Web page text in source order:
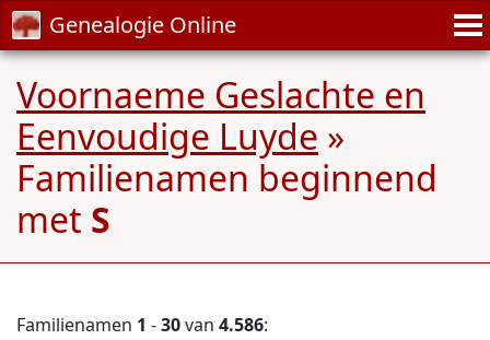
Genealogie Online
Voornaeme Geslachte en
Eenvoudige Luyde »
Familienamen beginnend
met S
Familienamen 1 -30van 4.586: